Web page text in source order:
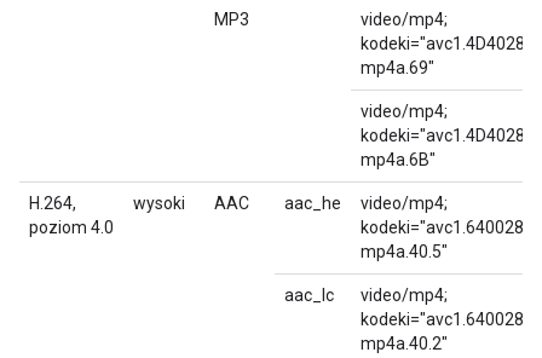
MP3
video/mp4;
kodeki="avc1.4D4028,
mp4a.69"
video/mp4;
kodeki="avc1.4D4028,
mp4a.6B"
H.264,
poziom 4.0
wysoki AAC aac_he
video/mp4;
kodeki="avc1.640028,
mp4a.40.5"
aac_lc
video/mp4;
kodeki="avc1.640028,
mp4a.40.2"